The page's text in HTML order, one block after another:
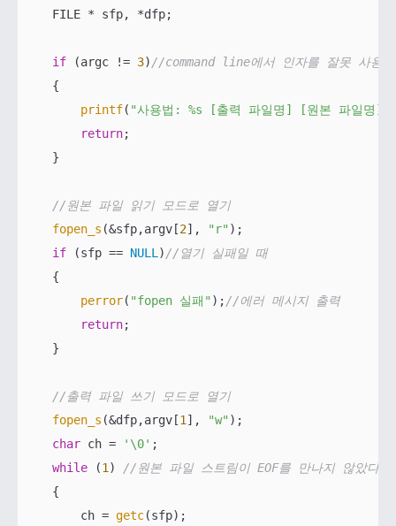
    FILE * sfp, *dfp;
if (argc != 3) //command line에서 인자를 잘못 사용
    {
printf( "사용법: %s [출력 파일명] [원본 파일명]"
return;
    }
//원본 파일 읽기 모드로 열기
fopen_s (&sfp,argv[2], "r" );
if (sfp == NULL ) //열기 실패일 때
    {
perror( "fopen 실패" ); //에러 메시지 출력
return;
    }
//출력 파일 쓰기 모드로 열기
fopen_s (&dfp,argv[1 ], "w" );
char ch = '\0' ;
while (1 )
//원본 파일 스트림이 EOF를 만나지 않았다면
    {
        ch =
getc(sfp);